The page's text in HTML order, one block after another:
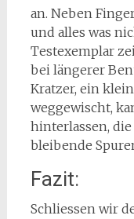
an. Neben
und alles was
Testexemplar
bei längerer
Kratzer, ein
weggewischt,
hinterlassen,
bleibende
Fazit:
Schliessen wir